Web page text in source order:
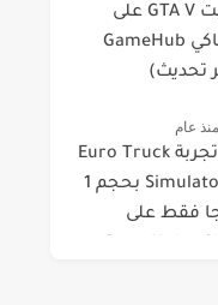
جربت GTA V على
محاكي GameHub
تحديث)
منذ عام
🚛 تجربة Euro Truck
Simulator 2 بحجم 1
فقط على